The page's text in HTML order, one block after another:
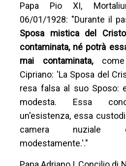
Papa Pio XI,
06/01/1928: "Durante il
Sposa mistica del
contaminata, né potrà
mai contaminata,come
Cipriano: 'La Sposa del
resa falsa al suo Sposo:
modesta. Essa
un'esistenza, essa
camera nuziale
modestamente.'."